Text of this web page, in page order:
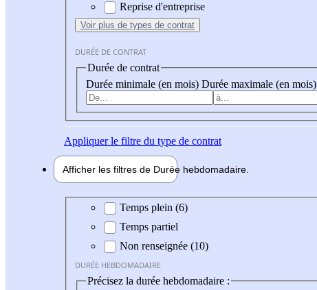
Reprise d'entreprise
Voir plus de types de contrat
DURÉE DE CONTRAT
Durée de contrat
Durée minimale (en mois) Durée maximale (en mois)
Appliquerle filtre du type de contrat
Afficher les filtres de Durée hebdomadaire
Durée hebdomadaire
Temps plein (6)
Temps partiel
Non renseignée (10)
DURÉE HEBDOMADAIRE
Précisez la durée hebdomadaire :